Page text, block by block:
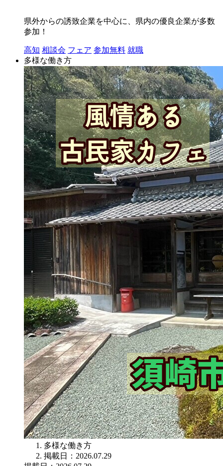
県外からの誘致企業を中心に、県内の優良企業が多数
参加！
高知 相談会 フェア 参加無料 就職
多様な働き方
多様な働き方
掲載日：2026.07.29